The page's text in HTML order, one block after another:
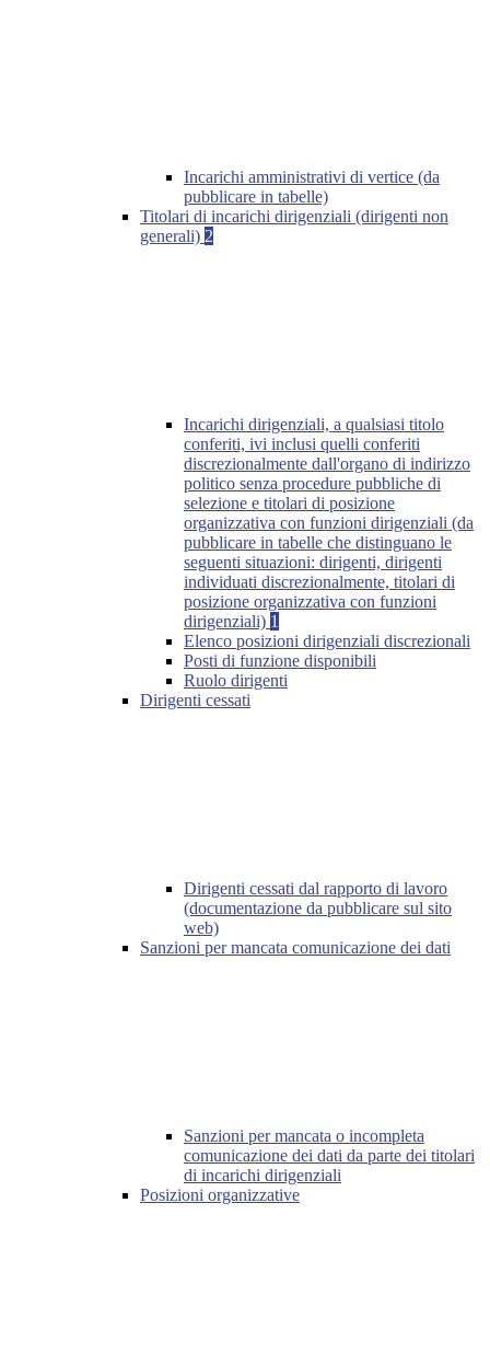
Incarichi amministrativi di vertice (da
pubblicare in tabelle)
Titolari di incarichi dirigenziali (dirigenti non
generali) 2
Incarichi dirigenziali, a qualsiasi titolo
conferiti, ivi inclusi quelli conferiti
discrezionalmente dall'organo di indirizzo
politico senza procedure pubbliche di
selezione e titolari di posizione
organizzativa con funzioni dirigenziali (da
pubblicare in tabelle che distinguano le
seguenti situazioni: dirigenti, dirigenti
individuati discrezionalmente, titolari di
posizione organizzativa con funzioni
dirigenziali) 1
Elenco posizioni dirigenziali discrezionali
Posti di funzione disponibili
Ruolo dirigenti
Dirigenti cessati
Dirigenti cessati dal rapporto di lavoro
(documentazione da pubblicare sul sito
web)
Sanzioni per mancata comunicazione dei dati
Sanzioni per mancata o incompleta
comunicazione dei dati da parte dei titolari
di incarichi dirigenziali
Posizioni organizzative